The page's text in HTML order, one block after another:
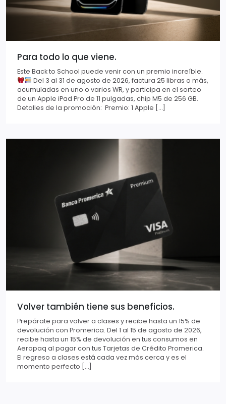
Para todo lo que viene.
Este Back to School puede venir con un premio increíble.
Del 3 al 31 de agosto de 2026, factura 25 libras o más,
acumuladas en uno o varios WR, y participa en el sorteo
de un Apple iPad Pro de 11 pulgadas, chip M5 de 256 GB.
Detalles de la promoción: Premio: 1 Apple […]
Volver también tiene sus beneficios.
Prepárate para volver a clases y recibe hasta un 15% de
devolución con Promerica. Del 1 al 15 de agosto de 2026,
recibe hasta un 15% de devolución en tus consumos en
Aeropaq al pagar con tus Tarjetas de Crédito Promerica.
El regreso a clases está cada vez más cerca y es el
momento perfecto […]